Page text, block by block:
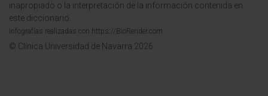
inapropiado o la interpretación de la información contenida en
este diccionario.
Infografías realizadas con https://BioRender.com
© Clínica Universidad de Navarra 2026